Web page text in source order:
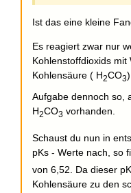
Ist das eine kleine
Es reagiert zwar nur
Kohlenstoffdioxids mit
Kohlensäure ( H2CO3
Aufgabe dennoch so,
H2CO3 vorhanden.
Schaust du nun in
pKs - Werte nach, so
von 6,52. Da dieser
Kohlensäure zu den